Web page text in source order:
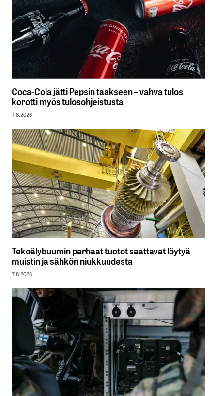
Coca-Cola jätti Pepsin taakseen – vahva tulos
korotti myös tulosohjeistusta
7.8.2026
Tekoälybuumin parhaat tuotot saattavat löytyä
muistin ja sähkön niukkuudesta
7.8.2026